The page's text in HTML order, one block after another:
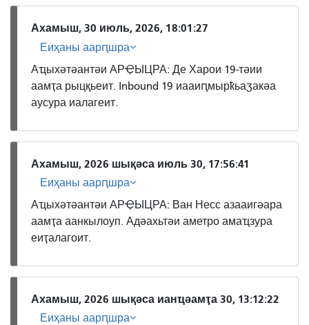
Ахамыш, 30 июль, 2026, 18:01:27
Еиҳаны аарԥшра
Аҵыхәтәантәи АРҾЫЦРА: Де Харои 19-тәии
аамҭа рыцқьеит. Inbound 19 иааиԥмырҟьаӡакәа
аусура иалагеит.
Ахамыш, 2026 шықәса июль 30, 17:56:41
Еиҳаны аарԥшра
Аҵыхәтәантәи АРҾЫЦРА: Ван Несс азааигәара
аамҭа аанкылоуп. Адәахьтәи аметро амаҵзура
еиҭалагоит.
Ахамыш, 2026 шықәса ианҵәамҭа 30, 13:12:22
Еиҳаны аарԥшра